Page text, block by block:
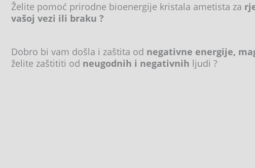
Želite pomoć prirodne bioenergije kristala ametista za
vašoj vezi ili braku ?
Dobro bi vam došla i zaštita od negativne energije,
želite zaštititi od neugodnih i negativnih ljudi ?